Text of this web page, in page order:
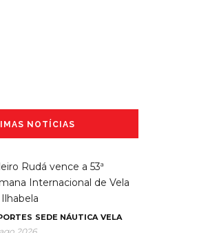
NOTÍCIAS
Rudá vence a 53ª
Internacional de Vela
SEDE NÁUTICA VELA